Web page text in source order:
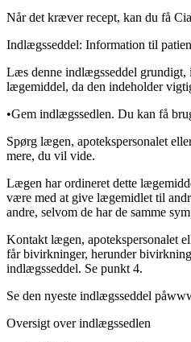
Når det kræver recept, kan du få
Indlægsseddel: Information til
Læs denne indlægsseddel grundigt,
lægemiddel, da den indeholder
•Gem indlægssedlen. Du kan få
Spørg lægen, apotekspersonalet
mere, du vil vide.
Lægen har ordineret dette
være med at give lægemidlet til
andre, selvom de har de samme
Kontakt lægen, apotekspersonalet
får bivirkninger, herunder
indlægsseddel. Se punkt 4.
Se den nyeste indlægsseddel på
Oversigt over indlægssedlen